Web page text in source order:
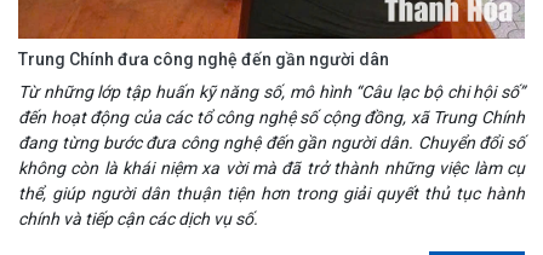
Trung Chính đưa công nghệ đến gần người dân
Từ những lớp tập huấn kỹ năng số, mô hình “Câu lạc bộ chi hội số”
đến hoạt động của các tổ công nghệ số cộng đồng, xã Trung Chính
đang từng bước đưa công nghệ đến gần người dân. Chuyển đổi số
không còn là khái niệm xa vời mà đã trở thành những việc làm cụ
thể, giúp người dân thuận tiện hơn trong giải quyết thủ tục hành
chính và tiếp cận các dịch vụ số.